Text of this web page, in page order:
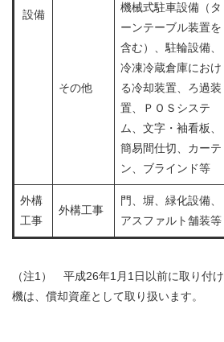
設備
その他
機械式駐車設備（タ
ーンテーブル装置を
含む）、駐輪設備、
冷凍冷蔵倉庫におけ
る冷却装置、ろ過装
置、ＰＯＳシステ
ム、文字・袖看板、
簡易間仕切、カーテ
ン、ブラインド等
外構
工事
外構工事
門、塀、緑化設備、
アスファルト舗装等
（注1） 平成26年1月1日以前に取り付
機は、償却資産として取り扱います。